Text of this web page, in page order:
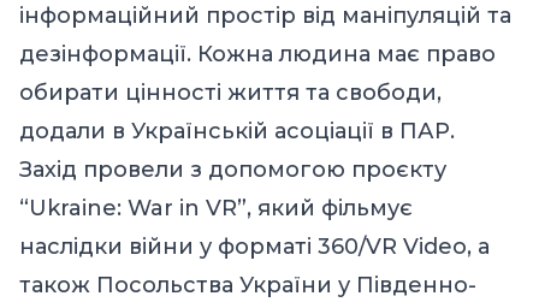
інформаційний простір від маніпуляцій та
дезінформації. Кожна людина має право
обирати цінності життя та свободи,
додали в Українській асоціації в ПАР.
Захід провели з допомогою проєкту
“Ukraine: War in VR”, який фільмує
наслідки війни у форматі 360/VR Video, а
також Посольства України у Південно-